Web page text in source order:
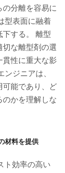
分離を容易に
型表面に融着
下する。 離型
切な離型剤の選
貫性に重大な影
ジニアは、
可能であり、ど
のかを理解しな
材料を提供
ト効率の高い